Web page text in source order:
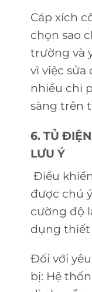
Cáp xích
chọn sao
trường và
vì việc sửa
nhiều chi
sàng trên
6. TỦ
LƯU Ý
Điều
được chú
cường độ
dụng thiết
Đối với
bị: Hệ